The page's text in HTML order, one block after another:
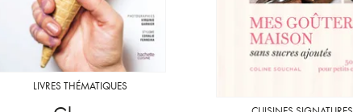
LIVRES THÉMATIQUES